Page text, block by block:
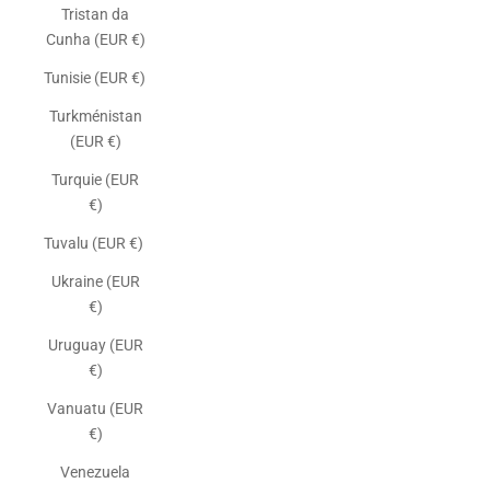
Tristan da
Cunha (EUR €)
Tunisie (EUR €)
Turkménistan
(EUR €)
Turquie (EUR
€)
Tuvalu (EUR €)
Ukraine (EUR
€)
Uruguay (EUR
€)
Vanuatu (EUR
€)
Venezuela